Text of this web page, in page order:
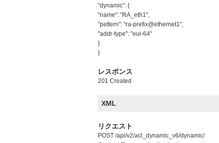
"dynamic": {
"name": "RA_eth1",
"pettern": "ra-prefix@ethernet1",
"addr-type": "eui-64"
}
}
レスポンス
201 Created
XML
リクエスト
POST /api/v2/acl_dynamic_v6/dynamic/